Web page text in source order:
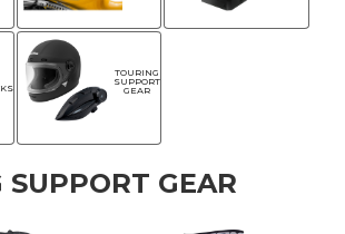
TOURING
SUPPORT
GEAR
SUPPORT GEAR